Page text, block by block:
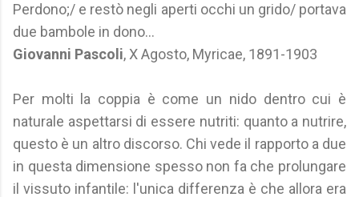
Perdono;/ e restò negli aperti occhi un grido/ portava
due bambole in dono...
Giovanni Pascoli, X Agosto, Myricae, 1891-1903
Per molti la coppia è come un nido dentro cui è
naturale aspettarsi di essere nutriti: quanto a nutrire,
questo è un altro discorso. Chi vede il rapporto a due
in questa dimensione spesso non fa che prolungare
il vissuto infantile: l'unica differenza è che allora era